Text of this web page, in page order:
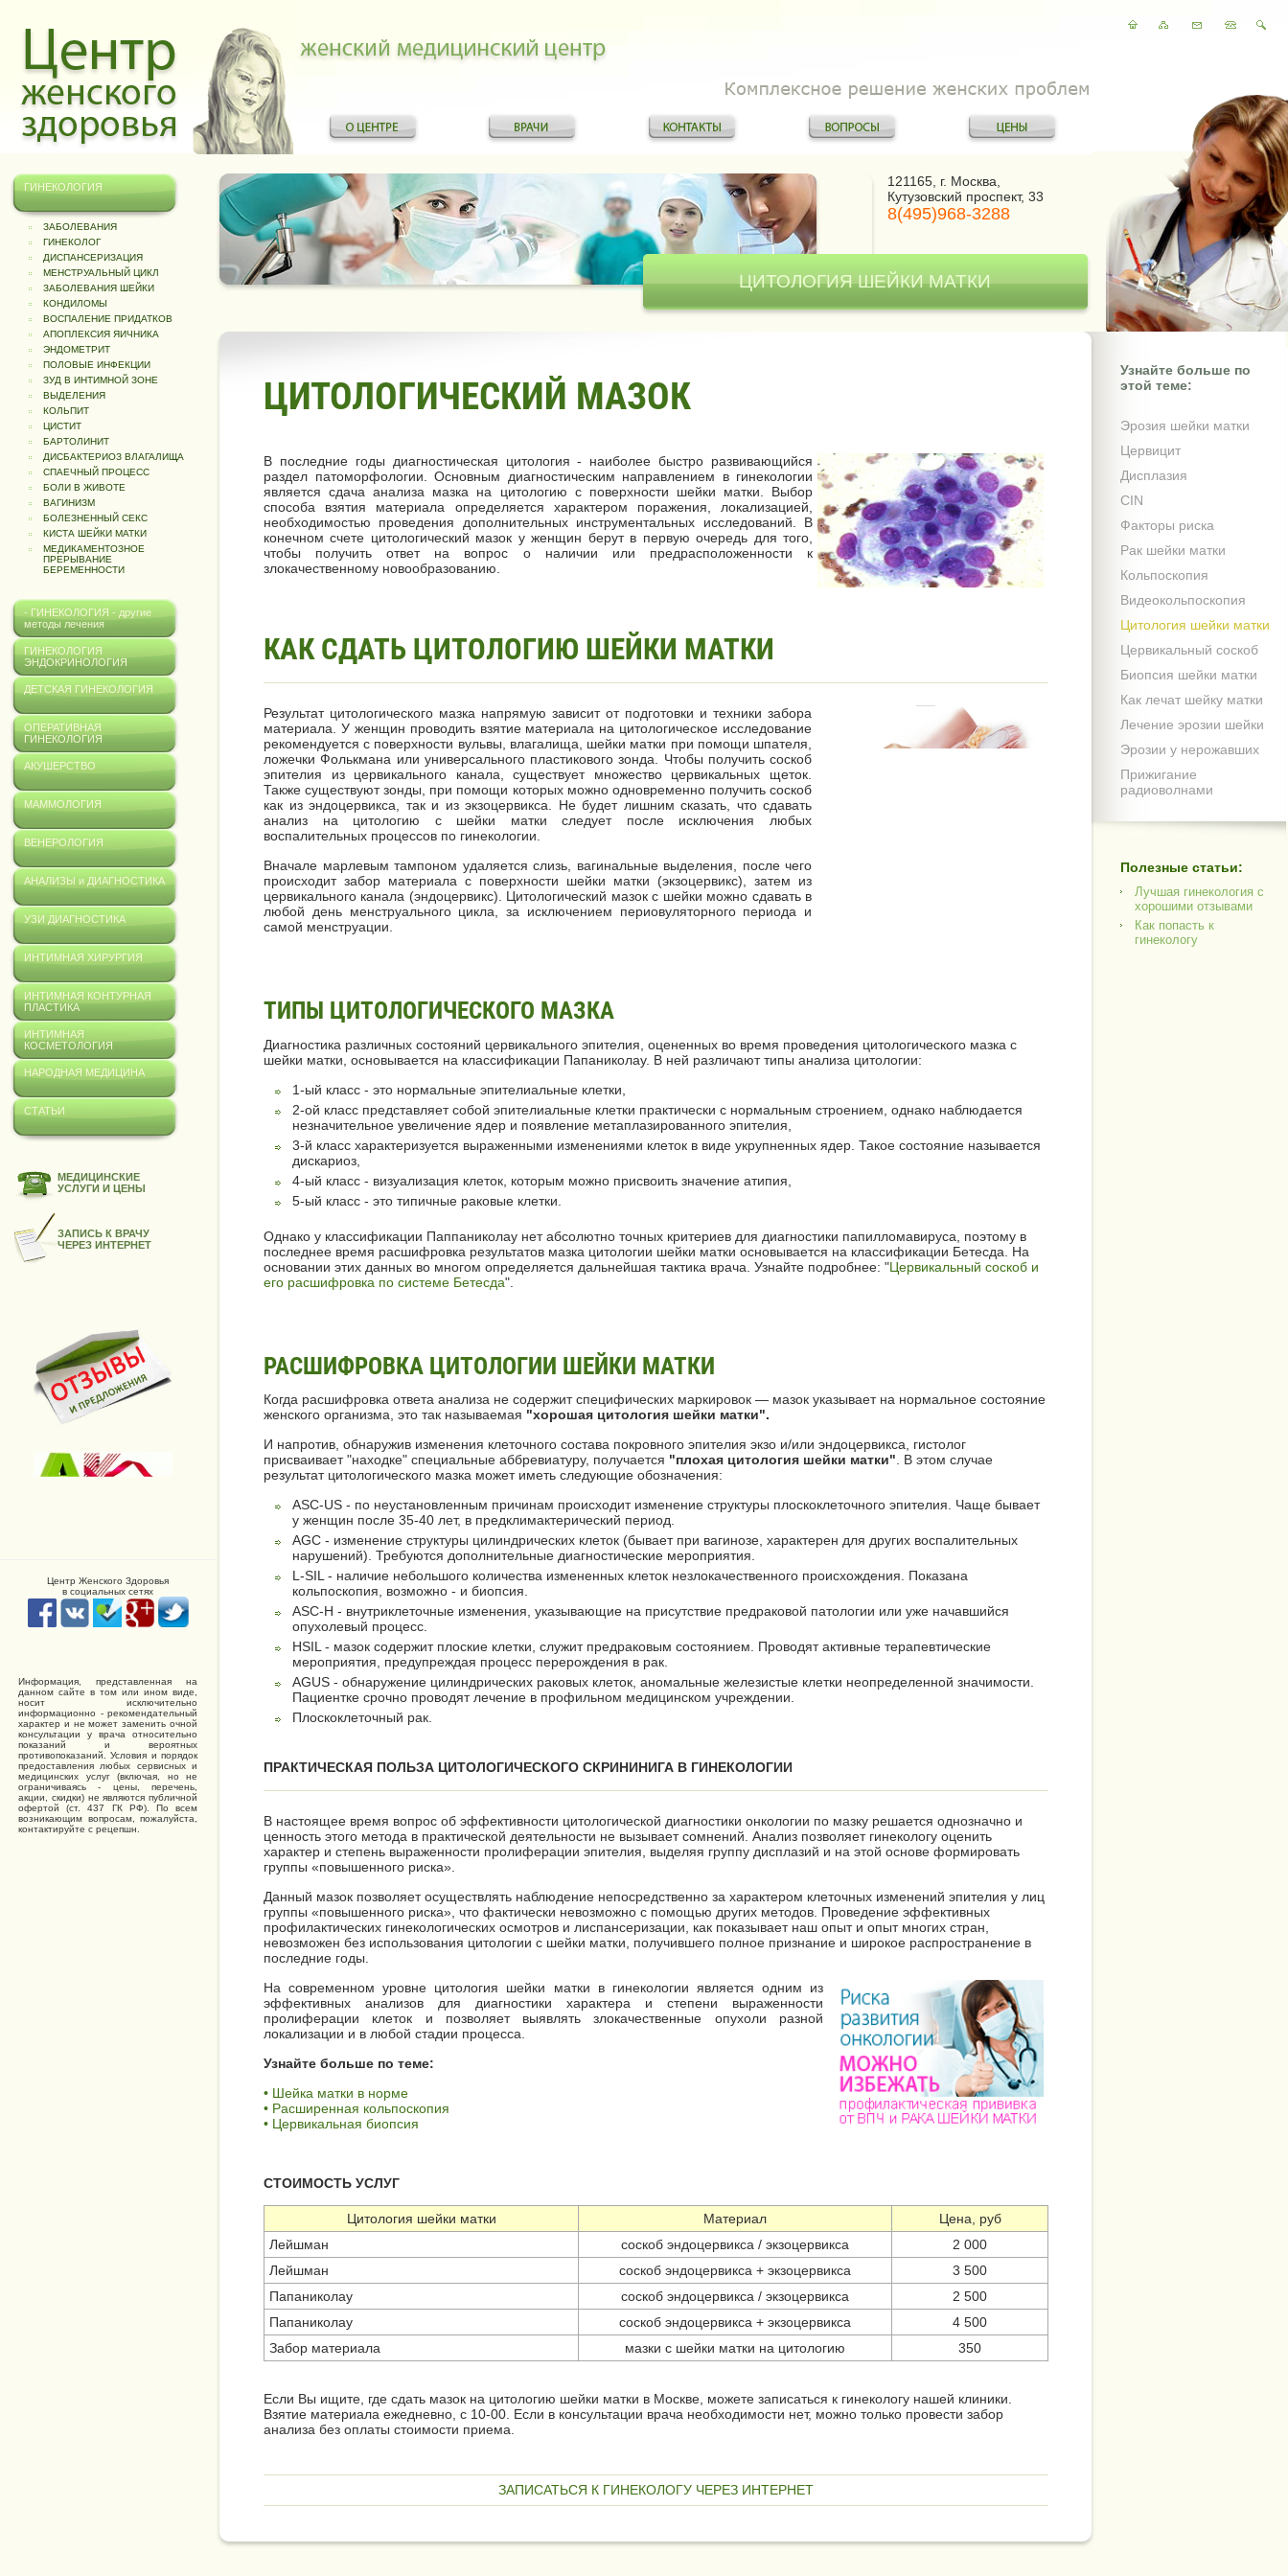
ГИНЕКОЛОГИЯ
ЗАБОЛЕВАНИЯ
ГИНЕКОЛОГ
ДИСПАНСЕРИЗАЦИЯ
МЕНСТРУАЛЬНЫЙ ЦИКЛ
ЗАБОЛЕВАНИЯ ШЕЙКИ
КОНДИЛОМЫ
ВОСПАЛЕНИЕ ПРИДАТКОВ
АПОПЛЕКСИЯ ЯИЧНИКА
ЭНДОМЕТРИТ
ПОЛОВЫЕ ИНФЕКЦИИ
ЗУД В ИНТИМНОЙ ЗОНЕ
ВЫДЕЛЕНИЯ
КОЛЬПИТ
ЦИСТИТ
БАРТОЛИНИТ
ДИСБАКТЕРИОЗ ВЛАГАЛИЩА
СПАЕЧНЫЙ ПРОЦЕСС
БОЛИ В ЖИВОТЕ
ВАГИНИЗМ
БОЛЕЗНЕННЫЙ СЕКС
КИСТА ШЕЙКИ МАТКИ
МЕДИКАМЕНТОЗНОЕ
ПРЕРЫВАНИЕ
БЕРЕМЕННОСТИ
- ГИНЕКОЛОГИЯ - другие
методы лечения
ГИНЕКОЛОГИЯ
ЭНДОКРИНОЛОГИЯ
ДЕТСКАЯ ГИНЕКОЛОГИЯ
ОПЕРАТИВНАЯ
ГИНЕКОЛОГИЯ
АКУШЕРСТВО
МАММОЛОГИЯ
ВЕНЕРОЛОГИЯ
АНАЛИЗЫ и ДИАГНОСТИКА
УЗИ ДИАГНОСТИКА
ИНТИМНАЯ ХИРУРГИЯ
ИНТИМНАЯ КОНТУРНАЯ
ПЛАСТИКА
ИНТИМНАЯ
КОСМЕТОЛОГИЯ
НАРОДНАЯ МЕДИЦИНА
СТАТЬИ
МЕДИЦИНСКИЕ
УСЛУГИ И ЦЕНЫ
ЗАПИСЬ К ВРАЧУ
ЧЕРЕЗ ИНТЕРНЕТ
Центр Женского Здоровья
в социальных сетях
Информация, представленная на
данном сайте в том или ином виде,
носит исключительно
информационно - рекомендательный
характер и не может заменить очной
консультации у врача относительно
показаний и вероятных
противопоказаний. Условия и порядок
предоставления любых сервисных и
медицинских услуг (включая, но не
ограничиваясь - цены, перечень,
акции, скидки) не являются публичной
офертой (ст. 437 ГК РФ). По всем
возникающим вопросам, пожалуйста,
контактируйте с рецепшн.
121165, г. Москва,
Кутузовский проспект, 33
8(495)968-3288
ЦИТОЛОГИЯ ШЕЙКИ МАТКИ
ЦИТОЛОГИЧЕСКИЙ МАЗОК
В последние годы диагностическая цитология - наиболее быстро развивающийся
раздел патоморфологии. Основным диагностическим направлением в гинекологии
является сдача анализа мазка на цитологию с поверхности шейки матки. Выбор
способа взятия материала определяется характером поражения, локализацией,
необходимостью проведения дополнительных инструментальных исследований. В
конечном счете цитологический мазок у женщин берут в первую очередь для того,
чтобы получить ответ на вопрос о наличии или предрасположенности к
злокачественному новообразованию.
КАК СДАТЬ ЦИТОЛОГИЮ ШЕЙКИ МАТКИ
Результат цитологического мазка напрямую зависит от подготовки и техники забора
материала. У женщин проводить взятие материала на цитологическое исследование
рекомендуется с поверхности вульвы, влагалища, шейки матки при помощи шпателя,
ложечки Фолькмана или универсального пластикового зонда. Чтобы получить соскоб
эпителия из цервикального канала, существует множество цервикальных щеток.
Также существуют зонды, при помощи которых можно одновременно получить соскоб
как из эндоцервикса, так и из экзоцервикса. Не будет лишним сказать, что сдавать
анализ на цитологию с шейки матки следует после исключения любых
воспалительных процессов по гинекологии.
Вначале марлевым тампоном удаляется слизь, вагинальные выделения, после чего
происходит забор материала с поверхности шейки матки (экзоцервикс), затем из
цервикального канала (эндоцервикс). Цитологический мазок с шейки можно сдавать в
любой день менструального цикла, за исключением периовуляторного периода и
самой менструации.
ТИПЫ ЦИТОЛОГИЧЕСКОГО МАЗКА
Диагностика различных состояний цервикального эпителия, оцененных во время проведения цитологического мазка с
шейки матки, основывается на классификации Папаниколау. В ней различают типы анализа цитологии:
1-ый класс - это нормальные эпителиальные клетки,
2-ой класс представляет собой эпителиальные клетки практически с нормальным строением, однако наблюдается
незначительное увеличение ядер и появление метаплазированного эпителия,
3-й класс характеризуется выраженными изменениями клеток в виде укрупненных ядер. Такое состояние называется
дискариоз,
4-ый класс - визуализация клеток, которым можно присвоить значение атипия,
5-ый класс - это типичные раковые клетки.
Однако у классификации Паппаниколау нет абсолютно точных критериев для диагностики папилломавируса, поэтому в
последнее время расшифровка результатов мазка цитологии шейки матки основывается на классификации Бетесда. На
основании этих данных во многом определяется дальнейшая тактика врача. Узнайте подробнее: "Цервикальный соскоб и
его расшифровка по системе Бетесда".
РАСШИФРОВКА ЦИТОЛОГИИ ШЕЙКИ МАТКИ
Когда расшифровка ответа анализа не содержит специфических маркировок — мазок указывает на нормальное состояние
женского организма, это так называемая "хорошая цитология шейки матки".
И напротив, обнаружив изменения клеточного состава покровного эпителия экзо и/или эндоцервикса, гистолог
присваивает "находке" специальные аббревиатуру, получается "плохая цитология шейки матки" . В этом случае
результат цитологического мазка может иметь следующие обозначения:
ASC-US - по неустановленным причинам происходит изменение структуры плоскоклеточного эпителия. Чаще бывает
у женщин после 35-40 лет, в предклимактерический период.
AGC - изменение структуры цилиндрических клеток (бывает при вагинозе, характерен для других воспалительных
нарушений). Требуются дополнительные диагностические мероприятия.
L-SIL - наличие небольшого количества измененных клеток незлокачественного происхождения. Показана
кольпоскопия, возможно - и биопсия.
ASC-H - внутриклеточные изменения, указывающие на присутствие предраковой патологии или уже начавшийся
опухолевый процесс.
HSIL - мазок содержит плоские клетки, служит предраковым состоянием. Проводят активные терапевтические
мероприятия, предупреждая процесс перерождения в рак.
AGUS - обнаружение цилиндрических раковых клеток, аномальные железистые клетки неопределенной значимости.
Пациентке срочно проводят лечение в профильном медицинском учреждении.
Плоскоклеточный рак.
ПРАКТИЧЕСКАЯ ПОЛЬЗА ЦИТОЛОГИЧЕСКОГО СКРИНИНИГА В ГИНЕКОЛОГИИ
В настоящее время вопрос об эффективности цитологической диагностики онкологии по мазку решается однозначно и
ценность этого метода в практической деятельности не вызывает сомнений. Анализ позволяет гинекологу оценить
характер и степень выраженности пролиферации эпителия, выделяя группу дисплазий и на этой основе формировать
группы «повышенного риска».
Данный мазок позволяет осуществлять наблюдение непосредственно за характером клеточных изменений эпителия у лиц
группы «повышенного риска», что фактически невозможно с помощью других методов. Проведение эффективных
профилактических гинекологических осмотров и лиспансеризации, как показывает наш опыт и опыт многих стран,
невозможен без использования цитологии с шейки матки, получившего полное признание и широкое распространение в
последние годы.
На современном уровне цитология шейки матки в гинекологии является одним из
эффективных анализов для диагностики характера и степени выраженности
пролиферации клеток и позволяет выявлять злокачественные опухоли разной
локализации и в любой стадии процесса.
Узнайте больше по теме:
• Шейка матки в норме
• Расширенная кольпоскопия
• Цервикальная биопсия
СТОИМОСТЬ УСЛУГ
Цитология шейки матки Материал
Цена, руб
Лейшман
соскоб эндоцервикса / экзоцервикса
2 000
Лейшман
соскоб эндоцервикса + экзоцервикса
3 500
Папаниколау
соскоб эндоцервикса / экзоцервикса
2 500
Папаниколау
соскоб эндоцервикса + экзоцервикса
4 500
Забор материала
мазки с шейки матки на цитологию 350
Если Вы ищите, где сдать мазок на цитологию шейки матки в Москве, можете записаться к гинекологу нашей клиники.
Взятие материала ежедневно, с 10-00. Если в консультации врача необходимости нет, можно только провести забор
анализа без оплаты стоимости приема.
ЗАПИСАТЬСЯ К ГИНЕКОЛОГУ ЧЕРЕЗ ИНТЕРНЕТ
Узнайте больше по
этой теме:
Эрозия шейки матки
Цервицит
Дисплазия
CIN
Факторы риска
Рак шейки матки
Кольпоскопия
Видеокольпоскопия
Цитология шейки матки
Цервикальный соскоб
Биопсия шейки матки
Как лечат шейку матки
Лечение эрозии шейки
Эрозии у нерожавших
Прижигание
радиоволнами
Полезные статьи:
Лучшая гинекология с
хорошими отзывами
Как попасть к
гинекологу